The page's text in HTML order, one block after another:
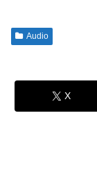
Audio
X